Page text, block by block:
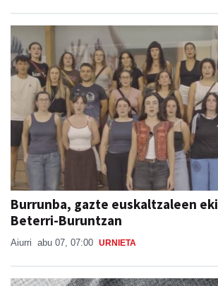
Burrunba, gazte euskaltzaleen
Beterri-Buruntzan
Aiurri abu 07, 07:00 URNIETA